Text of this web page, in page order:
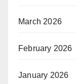
March 2026
February 2026
January 2026